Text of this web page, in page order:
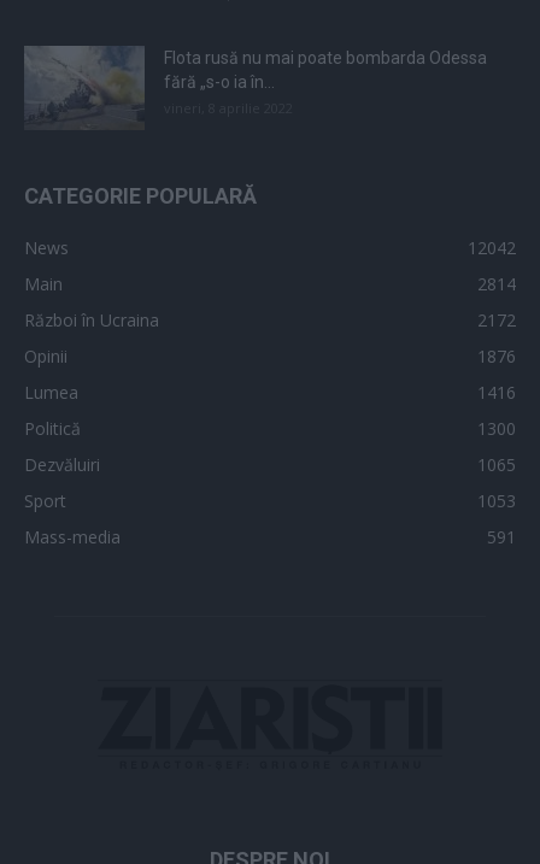
Flota rusă nu mai poate bombarda Odessa
fără „s-o ia în...
CATEGORIE POPULARĂ
News
12042
Main
2814
Război în Ucraina
2172
Opinii
1876
Lumea
1416
Politică
1300
Dezvăluiri
1065
Sport
1053
Mass-media
591